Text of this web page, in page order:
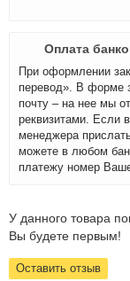
Оплата
При оформлении
перевод». В форме
почту – на нее мы
реквизитами. Если
менеджера
можете в любом
платежу номер
У данного товара
Вы будете первым!
Оставить отзыв